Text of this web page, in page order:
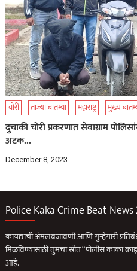
चोरी ताज्या बातम्या महाराष्ट्र मुख्य
दुचाकी चोरी प्रकरणात सेवाग्राम
अटक…
December 8, 2023
Police Kaka Crime Beat News
कायद्याची अंमलबजावणी आणि गुन्हेगारी
मिळविण्यासाठी तुमचा स्रोत “पोलीस काका
आहे.